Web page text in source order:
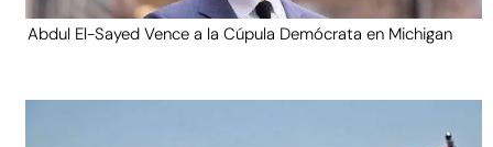
Abdul El-Sayed Vence a la Cúpula Demócrata en Michigan